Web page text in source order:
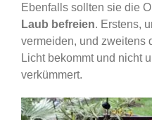
Ebenfalls sollten sie die
Laub befreien. Erstens,
vermeiden, und zweitens
Licht bekommt und nicht
verkümmert.